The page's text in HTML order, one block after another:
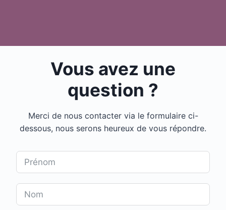
Vous avez une
question ?
Merci de nous contacter via le formulaire ci-
dessous, nous serons heureux de vous répondre.